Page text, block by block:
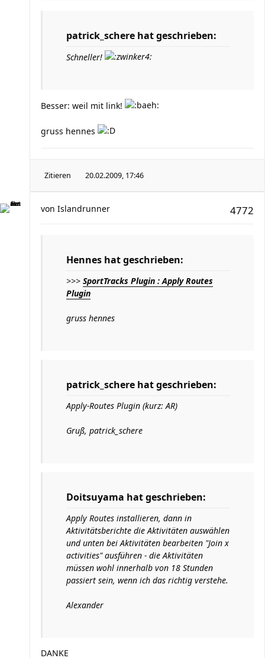
patrick_schere hat geschrieben:
Schneller!
Besser: weil mit link!
gruss hennes
Zitieren 20.02.2009, 17:46
4772
von Islandrunner
Hennes hat geschrieben:
>>> SportTracks Plugin : Apply Routes
Plugin
gruss hennes
patrick_schere hat geschrieben:
Apply-Routes Plugin (kurz: AR)
Gruß, patrick_schere
Doitsuyama hat geschrieben:
Apply Routes installieren, dann in
Aktivitätsberichte die Aktivitäten auswählen
und unten bei Aktivitäten bearbeiten "Join x
activities" ausführen - die Aktivitäten
müssen wohl innerhalb von 18 Stunden
passiert sein, wenn ich das richtig verstehe.
Alexander
DANKE